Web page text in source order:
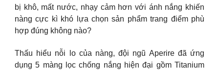
bị khô, mất nước, nhạy cảm hơn với ánh nắng khiến
nàng cực kì khó lựa chọn sản phẩm trang điểm phù
hợp đúng không nào?
Thấu hiểu nỗi lo của nàng, đội ngũ Aperire đã ứng
dụng 5 màng lọc chống nắng hiện đại gồm Titanium